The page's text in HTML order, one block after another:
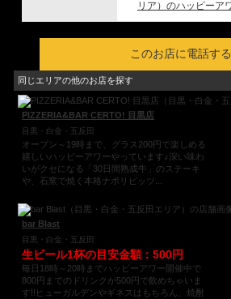
このお店に電話する
同じエリアの他のお店を探す
PIZZERIA&BAR CERTO! 目黒店
目黒・白金・五反田
オープン～19時まで、グラス200円で楽しめる
嬉しいハッピーアワーやっています♪深い味わ
いがクセになる「30日間熟成牛」のステーキ
や、石窯で焼く本格ナポリピッツ...
bar Blast
目黒・白金・五反田
生ビール1杯の目安金額：500円
毎日18時～20時までハッピーアワー開催中で
800円までのドリンクが500円で飲めちゃいま
す!!ヒューガルデンやギネスはもちろん、焼酎